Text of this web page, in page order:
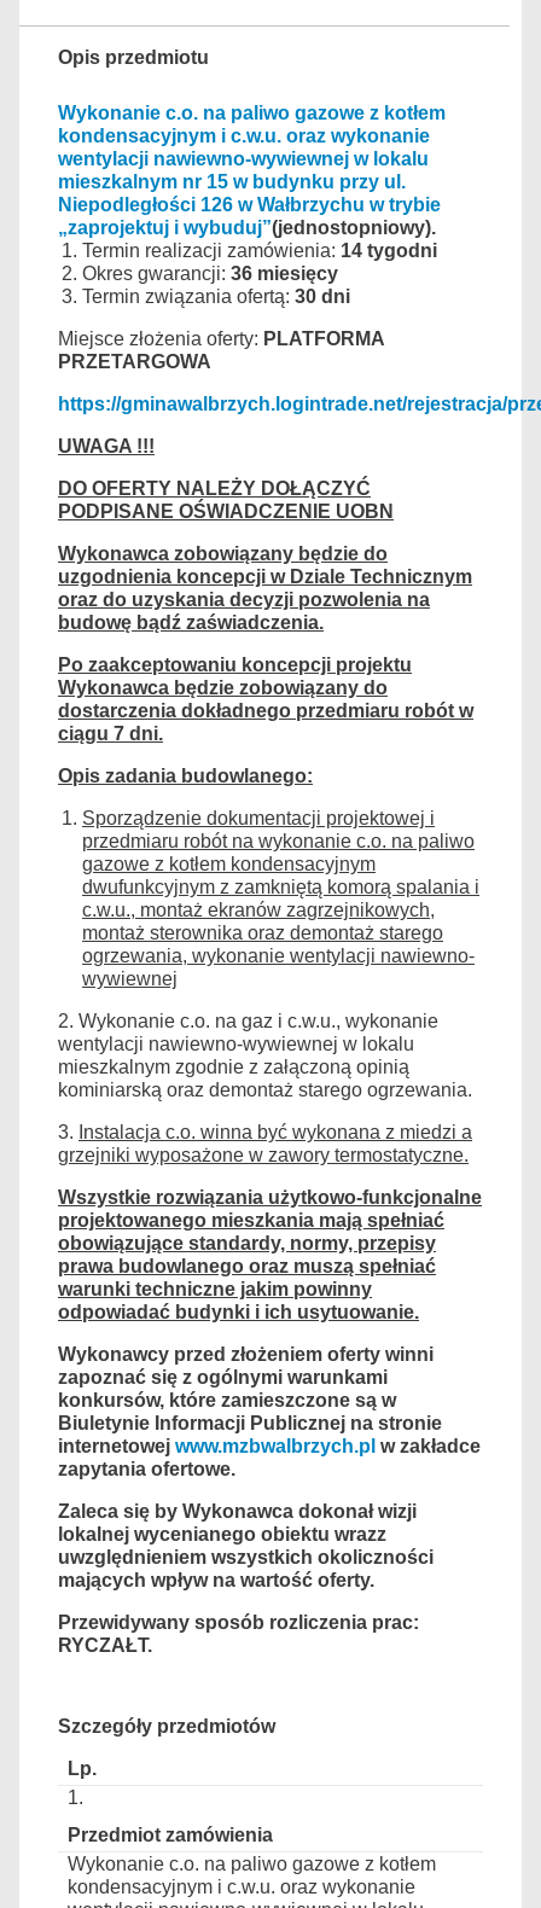
Opis przedmiotu
Wykonanie c.o. na paliwo gazowe z kotłem
kondensacyjnym i c.w.u. oraz wykonanie
wentylacji nawiewno-wywiewnej w lokalu
mieszkalnym nr 15 w budynku przy ul.
Niepodległości 126 w Wałbrzychu w trybie
„zaprojektuj i wybuduj”(jednostopniowy).
Termin realizacji zamówienia: 14 tygodni
Okres gwarancji: 36 miesięcy
Termin związania ofertą: 30 dni
Miejsce złożenia oferty: PLATFORMA
PRZETARGOWA
https://gminawalbrzych.logintrade.net/rejestracja/
UWAGA !!!
DO OFERTY NALEŻY DOŁĄCZYĆ
PODPISANE OŚWIADCZENIE UOBN
Wykonawca zobowiązany będzie do
uzgodnienia koncepcji w Dziale Technicznym
oraz do uzyskania decyzji pozwolenia na
budowę bądź zaświadczenia.
Po zaakceptowaniu koncepcji projektu
Wykonawca będzie zobowiązany do
dostarczenia dokładnego przedmiaru robót w
ciągu 7 dni.
Opis zadania budowlanego:
Sporządzenie dokumentacji projektowej i
przedmiaru robót na wykonanie c.o. na paliwo
gazowe z kotłem kondensacyjnym
dwufunkcyjnym z zamkniętą komorą spalania i
c.w.u., montaż ekranów zagrzejnikowych,
montaż sterownika oraz demontaż starego
ogrzewania, wykonanie wentylacji nawiewno-
wywiewnej
2. Wykonanie c.o. na gaz i c.w.u., wykonanie
wentylacji nawiewno-wywiewnej w lokalu
mieszkalnym zgodnie z załączoną opinią
kominiarską oraz demontaż starego ogrzewania.
3. Instalacja c.o. winna być wykonana z miedzi a
grzejniki wyposażone w zawory termostatyczne.
Wszystkie rozwiązania użytkowo-funkcjonalne
projektowanego mieszkania mają spełniać
obowiązujące standardy, normy, przepisy
prawa budowlanego oraz muszą spełniać
warunki techniczne jakim powinny
odpowiadać budynki i ich usytuowanie.
Wykonawcy przed złożeniem oferty winni
zapoznać się z ogólnymi warunkami
konkursów, które zamieszczone są w
Biuletynie Informacji Publicznej na stronie
internetowej www.mzbwalbrzych.pl w zakładce
zapytania ofertowe.
Zaleca się by Wykonawca dokonał wizji
lokalnej wycenianego obiektu wrazz
uwzględnieniem wszystkich okoliczności
mających wpływ na wartość oferty.
Przewidywany sposób rozliczenia prac:
RYCZAŁT.
Szczegóły przedmiotów
1.
Wykonanie c.o. na paliwo gazowe z kotłem
kondensacyjnym i c.w.u. oraz wykonanie